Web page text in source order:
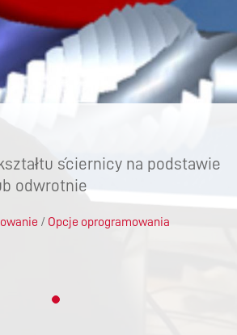
ściernicy na podstawie
odwrotnie
/ Opcje oprogramowania